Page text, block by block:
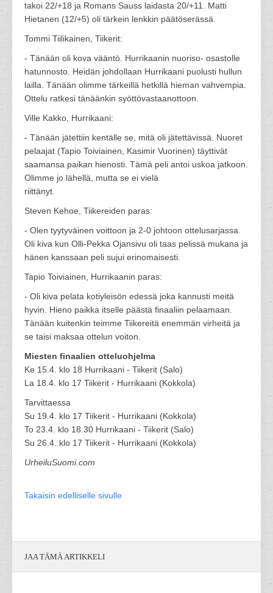
takoi 22/+18 ja Romans Sauss laidasta 20/+11. Matti
Hietanen (12/+5) oli tärkein lenkkin päätöserässä.
Tommi Tiilikainen, Tiikerit:
- Tänään oli kova vääntö. Hurrikaanin nuoriso- osastolle
hatunnosto. Heidän johdollaan Hurrikaani puolusti hullun
lailla. Tänään olimme tärkeillä hetkillä hieman vahvempia.
Ottelu ratkesi tänäänkin syöttövastaanottoon.
Ville Kakko, Hurrikaani:
- Tänään jätettiin kentälle se, mitä oli jätettävissä. Nuoret
pelaajat (Tapio Toiviainen, Kasimir Vuorinen) täyttivät
saamansa paikan hienosti. Tämä peli antoi uskoa jatkoon.
Olimme jo lähellä, mutta se ei vielä
riittänyt.
Steven Kehoe, Tiikereiden paras:
- Olen tyytyväinen voittoon ja 2-0 johtoon ottelusarjassa.
Oli kiva kun Olli-Pekka Ojansivu oli taas pelissä mukana ja
hänen kanssaan peli sujui erinomaisesti.
Tapio Toiviainen, Hurrikaanin paras:
- Oli kiva pelata kotiyleisön edessä joka kannusti meitä
hyvin. Hieno paikka itselle päästä finaaliin pelaamaan.
Tänään kuitenkin teimme Tiikereitä enemmän virheitä ja
se taisi maksaa ottelun voiton.
Miesten finaalien otteluohjelma
Ke 15.4. klo 18 Hurrikaani - Tiikerit (Salo)
La 18.4. klo 17 Tiikerit - Hurrikaani (Kokkola)
Tarvittaessa
Su 19.4. klo 17 Tiikerit - Hurrikaani (Kokkola)
To 23.4. klo 18.30 Hurrikaani - Tiikerit (Salo)
Su 26.4. klo 17 Tiikerit - Hurrikaani (Kokkola)
UrheiluSuomi.com
Takaisin edelliselle sivulle
JAA TÄMÄ ARTIKKELI